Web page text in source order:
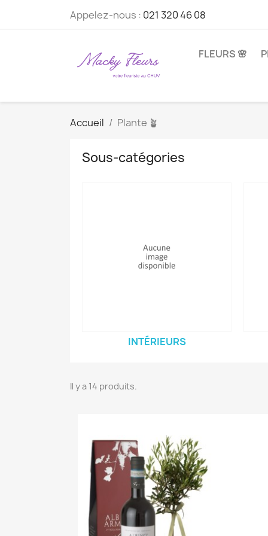
Appelez-nous : 021 320 46 08
FLEURS 🌸
Accueil Plante 🪴
Sous-catégories
INTÉRIEURS
Il y a 14 produits.